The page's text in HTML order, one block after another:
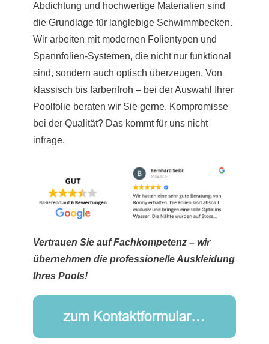
Abdichtung und hochwertige Materialien sind
die Grundlage für langlebige Schwimmbecken.
Wir arbeiten mit modernen Folientypen und
Spannfolien-Systemen, die nicht nur funktional
sind, sondern auch optisch überzeugen. Von
klassisch bis farbenfroh – bei der Auswahl Ihrer
Poolfolie beraten wir Sie gerne. Kompromisse
bei der Qualität? Das kommt für uns nicht
infrage.
Vertrauen Sie auf Fachkompetenz – wir
übernehmen die professionelle Auskleidung
Ihres Pools!